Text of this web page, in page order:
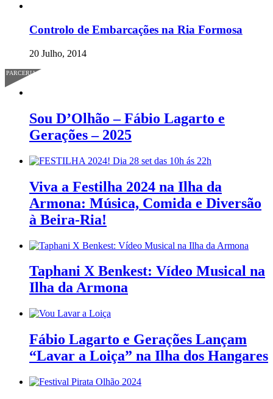
Controlo de Embarcações na Ria Formosa
20 Julho, 2014
PARCERIA
Sou D’Olhão – Fábio Lagarto e
Gerações – 2025
Viva a Festilha 2024 na Ilha da
Armona: Música, Comida e Diversão
à Beira-Ria!
Taphani X Benkest: Vídeo Musical na
Ilha da Armona
Fábio Lagarto e Gerações Lançam
“Lavar a Loiça” na Ilha dos Hangares